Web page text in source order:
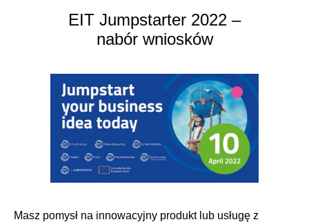
EIT Jumpstarter 2022 –
nabór wniosków
Masz pomysł na innowacyjny produkt lub usługę z